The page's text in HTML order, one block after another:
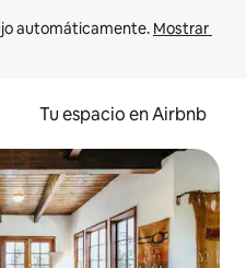
automáticamente. Mostrar
Tu espacio en Airbnb